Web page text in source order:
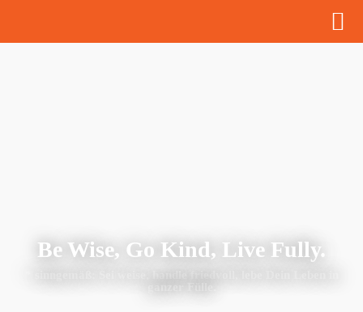
Be Wise, Go Kind, Live Fully.